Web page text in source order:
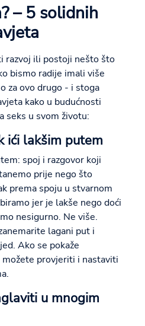
– 5 solidnih
razvoj ili postoji nešto što
bismo radije imali više
za ovo drugo - i stoga
kako u budućnosti
seks u svom životu:
ići lakšim putem
spoj i razgovor koji
prije nego što
prema spoju u stvarnom
jer je lakše nego doći
nesigurno. Ne više.
lagani put i
Ako se pokaže
provjeriti i nastaviti
u mnogim